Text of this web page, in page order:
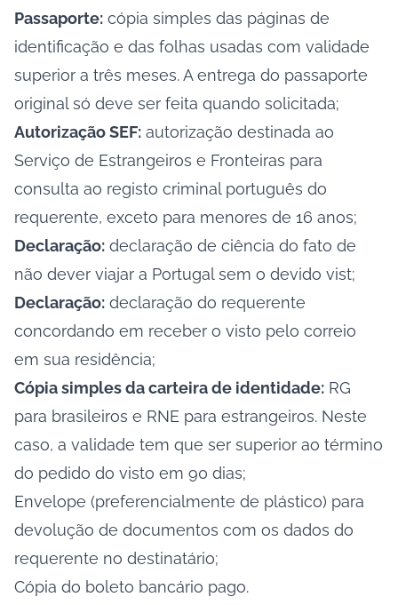
Passaporte: cópia simples das páginas de
identificação e das folhas usadas com validade
superior a três meses. A entrega do passaporte
original só deve ser feita quando solicitada;
Autorização SEF: autorização destinada ao
Serviço de Estrangeiros e Fronteiras para
consulta ao registo criminal português do
requerente, exceto para menores de 16 anos;
Declaração: declaração de ciência do fato de
não dever viajar a Portugal sem o devido vist;
Declaração: declaração do requerente
concordando em receber o visto pelo correio
em sua residência;
Cópia simples da carteira de identidade: RG
para brasileiros e RNE para estrangeiros. Neste
caso, a validade tem que ser superior ao término
do pedido do visto em 90 dias;
Envelope (preferencialmente de plástico) para
devolução de documentos com os dados do
requerente no destinatário;
Cópia do boleto bancário pago.